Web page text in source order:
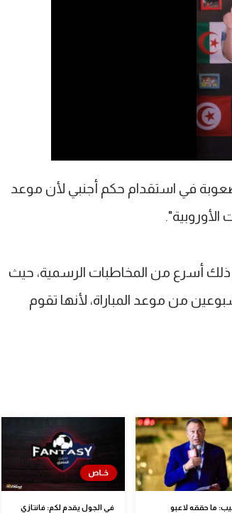
البرنامج الإذاعي ملعب ٩٠٩٠ "نواجه صعوبة في استقدام حكم أجنبي لأن موعد
الأوروبية".
أسرع من المخاطبات الرسمية، حيث
من موعد المباراة، لأنها تقوم
ما حققه لاعبو
في الجول يقدم لكم: فانتازي